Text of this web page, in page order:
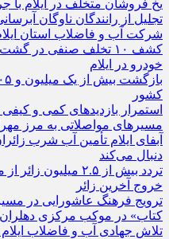
یخ‌ فروشان متخلف در ایلام با
شرکت آب و فاضلاب استان
کشف ۱۰ تخلف صنفی در
خودرو در ایلام
کشور
استمرار بازدیدهای کمی و
مسیرهای مواصلاتی به مرز
آبفای ایلام تأمین آب شرب
دنبال می‌کند
تردد بیش از ۲.۵
خروج آخرین زائر
ترویج فرهنگ عاشورایی در مسیر
کتاب» در موکب مرکزی دهلران